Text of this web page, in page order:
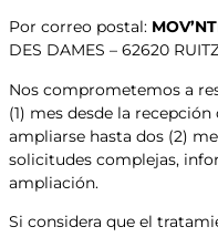
Por correo postal:
DES DAMES – 62620
Nos comprometemos a
(1) mes desde la
ampliarse hasta dos (2)
solicitudes complejas,
ampliación.
Si considera que el